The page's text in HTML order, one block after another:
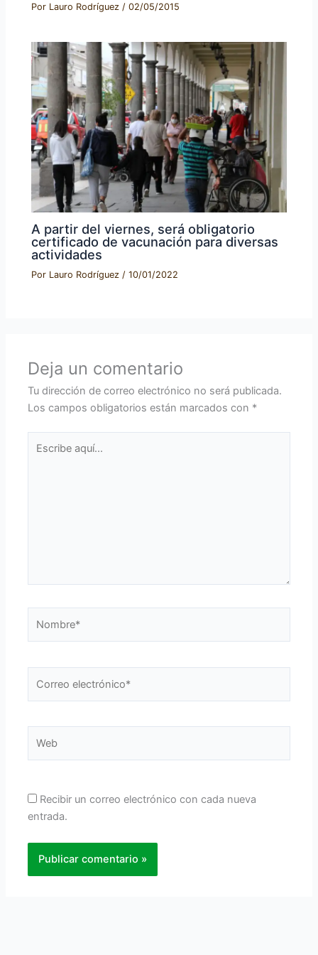
Por Lauro Rodríguez /02/05/2015
A partir del viernes, será obligatorio
certificado de vacunación para diversas
actividades
Por Lauro Rodríguez /10/01/2022
Deja un comentario
Tu dirección de correo electrónico no será publicada.
Los campos obligatorios están marcados con *
electrónico*
Recibir un correo electrónico con cada nueva
entrada.